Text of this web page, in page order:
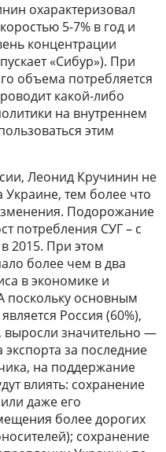
охарактеризовал
5-7% в год и
концентрации
«Сибур»). При
объема потребляется
какой-либо
на внутреннем
этим
Леонид Кручинин не
Украине, тем более что
Подорожание
потребления СУГ – с
в 2015. При этом
более чем в два
в экономике и
поскольку основным
Россия (60%),
выросли значительно —
за последние
на поддержание
влиять: сохранение
даже его
более дорогих
сохранение